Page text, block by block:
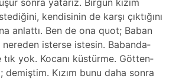
sonra yatarız. Birgün kızım
kend­isinin de karşı çıktığını
anlattı. Ben de ona quot; Baban
isterse istesin. Babanda­
tık yok. Kocanı küstürme. Götten­
Kızım bunu daha sonra